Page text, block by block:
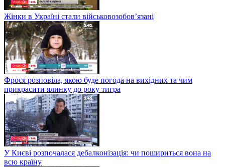
Жінки в Україні стали військовозобов’язані
Фрося розповіла, якою буде погода на вихідних та чим
прикрасити ялинку до року тигра
У Києві розпочалася дебалконізація: чи пошириться вона на
всю країну